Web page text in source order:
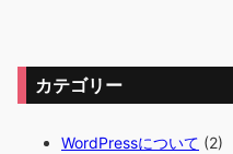
カテゴリー
WordPressについて (2)